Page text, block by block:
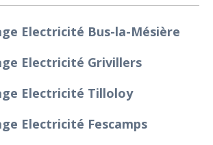
Electricité Bus-la-Mésière
Electricité Grivillers
Electricité Tilloloy
Electricité Fescamps